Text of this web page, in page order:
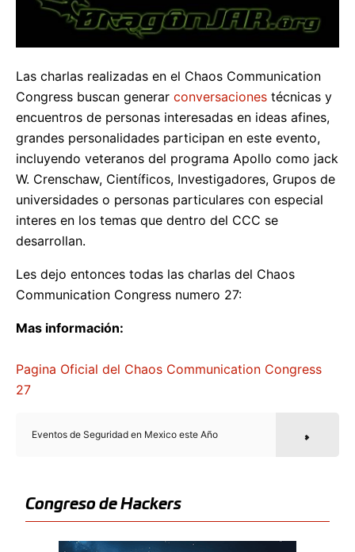
Las charlas realizadas en el Chaos Communication
Congress buscan generar conversaciones técnicas y
encuentros de personas interesadas en ideas afines,
grandes personalidades participan en este evento,
incluyendo veteranos del programa Apollo como jack
W. Crenschaw, Científicos, Investigadores, Grupos de
universidades o personas particulares con especial
interes en los temas que dentro del CCC se
desarrollan.
Les dejo entonces todas las charlas del Chaos
Communication Congress numero 27:
Mas información:
Pagina Oficial del Chaos Communication Congress
27
Eventos de Seguridad en Mexico este Año
Congreso de Hackers